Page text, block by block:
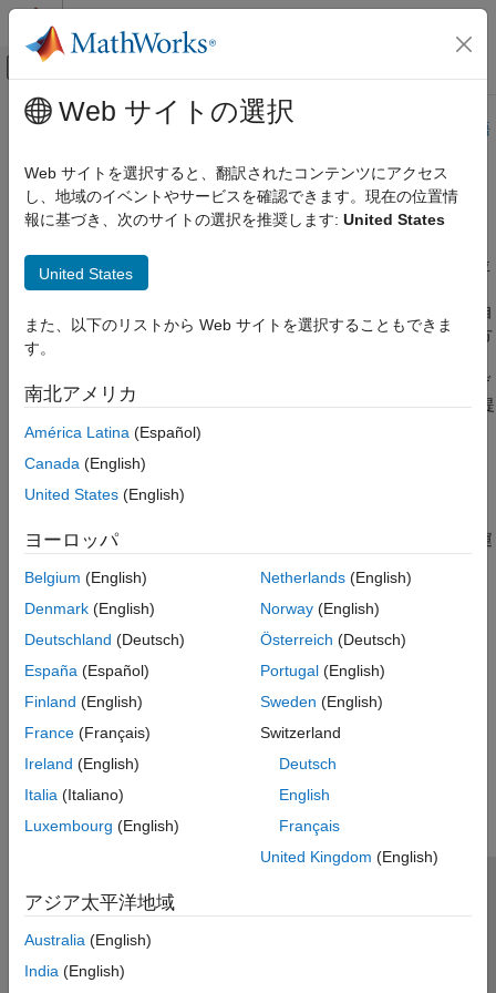
コンテンツへスキップ
オフキャンバス ナビゲーション メ
ドキュメンテーションのホーム
Aerospace Blockset
標準ワークフロー手順
カテゴリ
座標軸変換
運動方程式
6DOF
質点
数学演算
メインコンテンツ
このページは機械翻訳を使用して翻訳されました。最新版の英語
運動方程式
3DoF、6DoF、および質点の運動方程式を実装して、ボディの位
置、速度、姿勢、関連値を決定します。
運動方程式ブロックを使用して、固定質量と可変質量を持つ 3 自
由度および 6 自由度の運動方程式をシミュレートします。運動方
程式の座標表現には、物体、風、地球中心の地球固定(ECEF) な
どがあります。4 次および 6 次の質点運動方程式は、複数のボデ
ィ モデリングのための機体ダイナミクスの簡略化された表現を提
供します。
カテゴリ
カスタム可変質量モデルを含むシミュレーションで 3 自由度の運
オイラー角と四元数数表現を使用して、シミュレーションで6自
由度の運動方程式を実装します。
質点
シミュレーションで質点運動方程式を実装する
Web サイトの選択
Web サイトを選択すると、翻訳されたコンテンツにアクセス
し、地域のイベントやサービスを確認できます。現在の位置情
報に基づき、次のサイトの選択を推奨します: United States
United States
また、以下のリストから Web サイトを選択することもできま
す。
南北アメリカ
América Latina (Español)
Canada (English)
United States (English)
ヨーロッパ
Belgium (English)
Denmark (English)
Deutschland (Deutsch)
España (Español)
Finland (English)
France (Français)
Ireland (English)
Italia (Italiano)
Luxembourg (English)
Netherlands(English)
Norway(English)
Österreich (Deutsch)
Portugal(English)
Sweden (English)
Switzerland
Deutsch
English
Français
United Kingdom (English)
アジア太平洋地域
Australia (English)
India (English)
トラストセンター